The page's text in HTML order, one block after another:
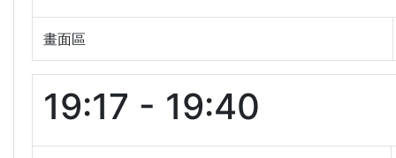
畫面區
19:17 - 19:40